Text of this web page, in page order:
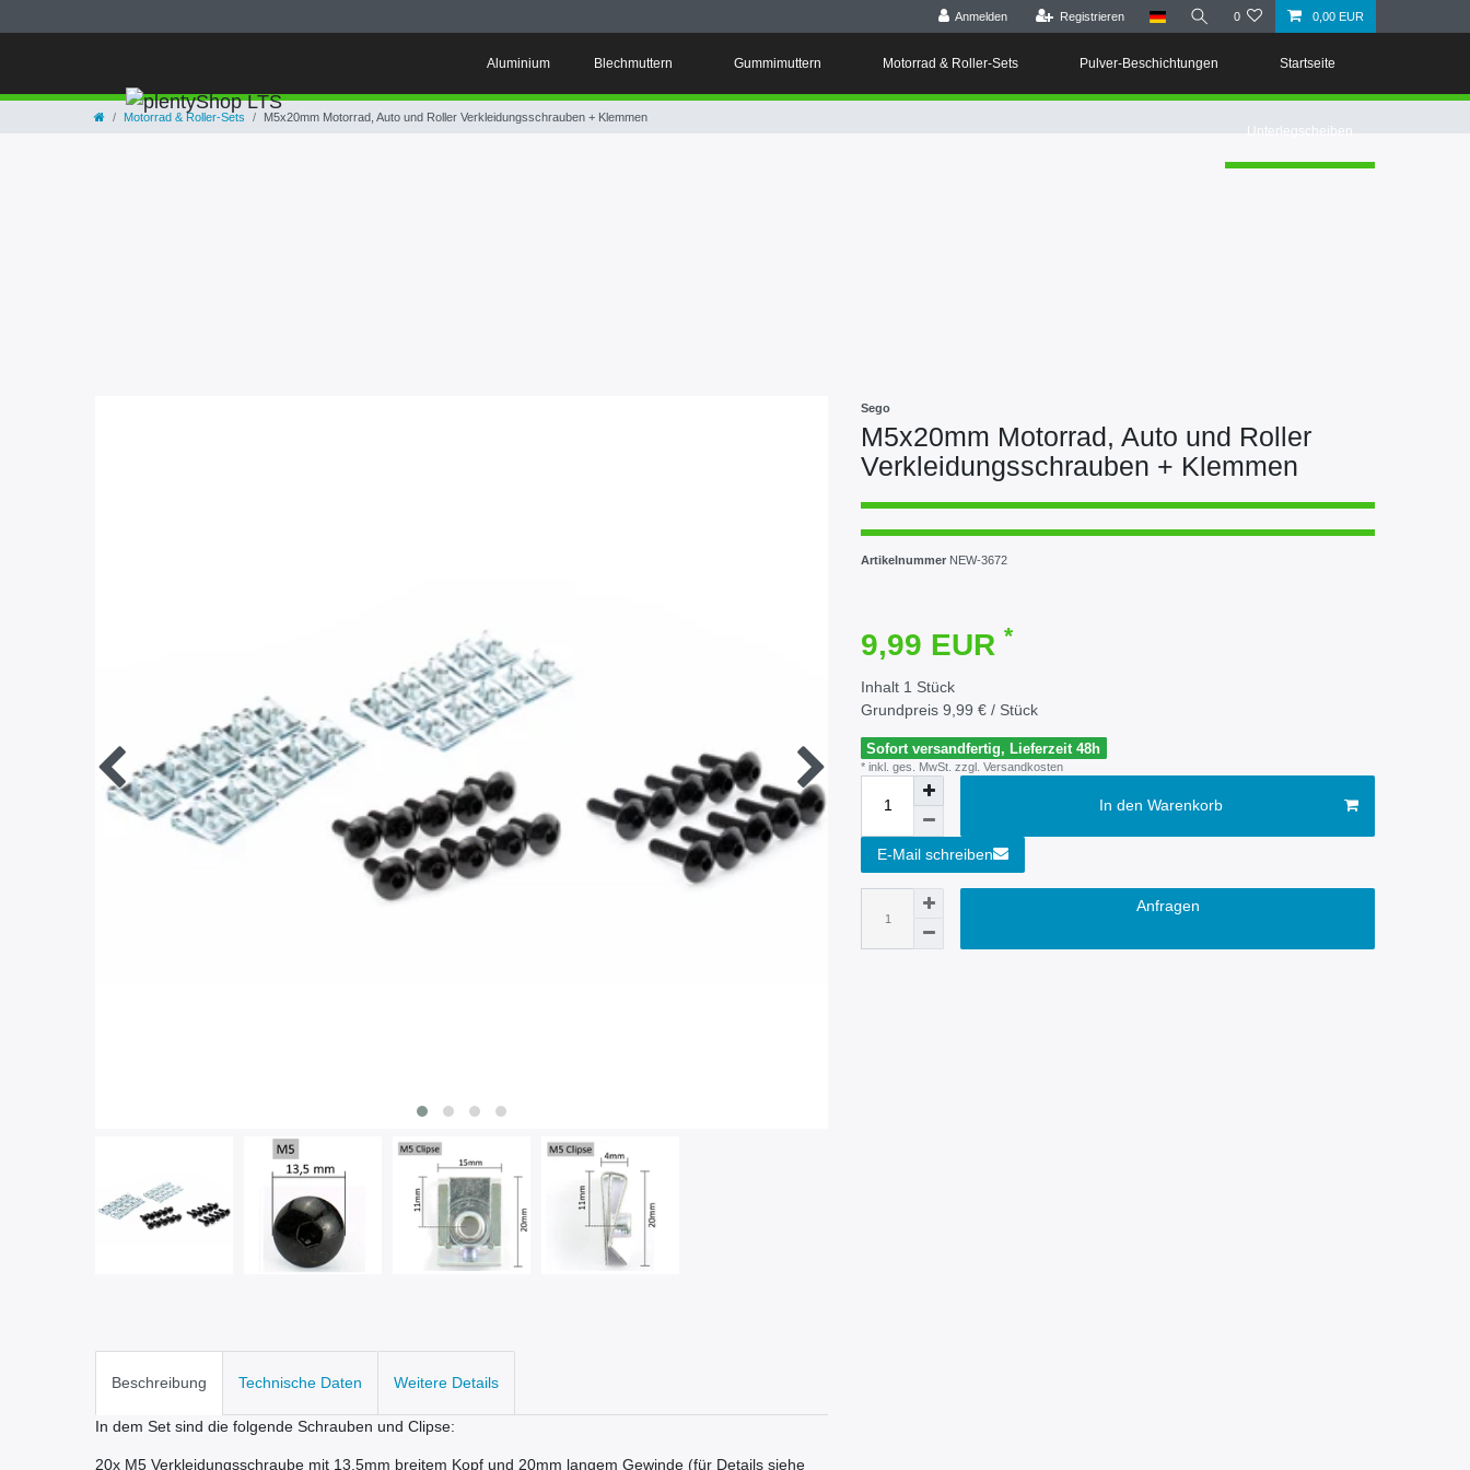
Anmelden Registrieren 0 0,00 EUR
Aluminium Blechmuttern Gummimuttern Motorrad & Roller-Sets Pulver-Beschichtungen Startseite
Unterlegscheiben
Motorrad & Roller-Sets M5x20mm Motorrad, Auto und Roller Verkleidungsschrauben + Klemmen
Sego
M5x20mm Motorrad, Auto und Roller
Verkleidungsschrauben + Klemmen
Artikelnummer NEW-3672
9,99 EUR *
Inhalt 1 Stück
Grundpreis 9,99 € / Stück
Sofort versandfertig, Lieferzeit 48h
* inkl. ges. MwSt. zzgl. Versandkosten
In den Warenkorb
E-Mail schreiben
Anfragen
Beschreibung Technische Daten Weitere Details
In dem Set sind die folgende Schrauben und Clipse:
20x M5 Verkleidungsschraube mit 13,5mm breitem Kopf und 20mm langem Gewinde (für Details siehe